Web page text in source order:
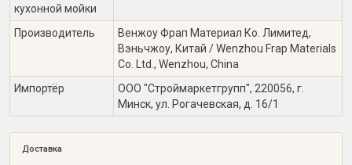
кухонной мойки
Производитель
Венжоу Фрап Материал Ко. Лимитед,
Вэньчжоу, Китай / Wenzhou Frap Materials
Co. Ltd., Wenzhou, China
Импортёр
ООО "Строймаркетгрупп", 220056, г.
Минск, ул. Рогачевская, д. 16/1
Доставка